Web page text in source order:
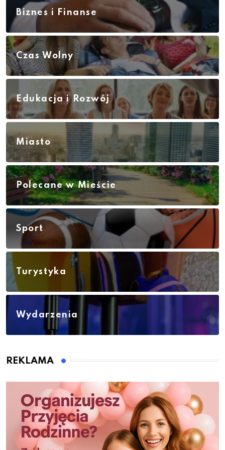
Biznes i Finanse
Czas Wolny
Edukacja i Rozwój
Miasto
Polecane w Mieście
Sport
Turystyka
Wydarzenia
REKLAMA